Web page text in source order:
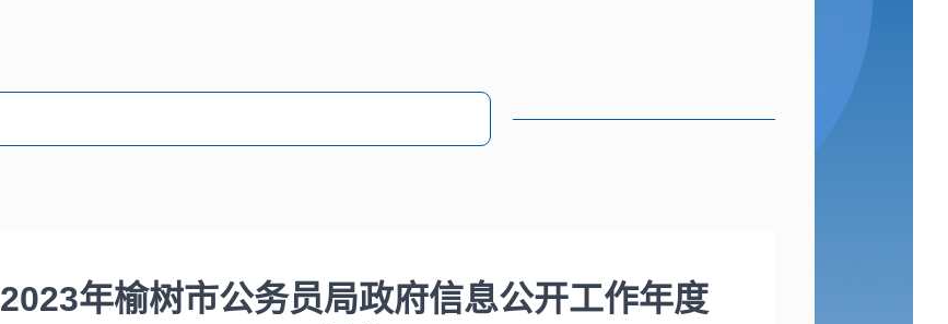
2023年榆树市公务员局政府信息公开工作年度